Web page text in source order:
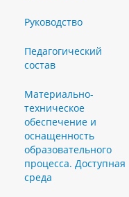
Руководство
Педагогический
состав
Материально-
техническое
обеспечение и
оснащенность
образовательного
процесса. Доступная
среда